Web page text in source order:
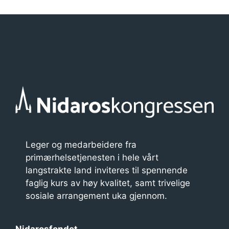
n
e
n
Leger og medarbeidere fra
primærhelsetjenesten i hele vårt
langstrakte land inviteres til spennende
faglig kurs av høy kvalitet, samt trivelige
sosiale arrangement uka gjennom.